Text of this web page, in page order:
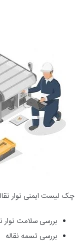
چک لیست ایمنی نوار
بررسی سلامت نوار
بررسی تسمه نقاله